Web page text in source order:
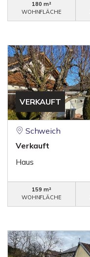
180 m²
WOHNFLÄCHE
VERKAUFT
Schweich
Verkauft
Haus
159 m²
WOHNFLÄCHE